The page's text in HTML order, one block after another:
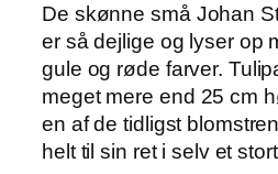
De skønne små Johan
er så dejlige og lyser op
gule og røde farver.
meget mere end 25 cm
en af de tidligst
helt til sin ret i selv et